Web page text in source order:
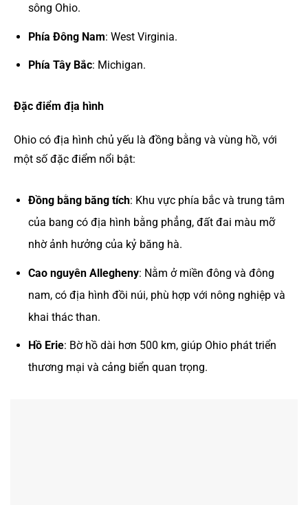
sông Ohio.
Phía Đông Nam: West Virginia.
Phía Tây Bắc: Michigan.
Đặc điểm địa hình
Ohio có địa hình chủ yếu là đồng bằng và vùng hồ, với
một số đặc điểm nổi bật:
Đồng bằng băng tích: Khu vực phía bắc và trung tâm
của bang có địa hình bằng phẳng, đất đai màu mỡ
nhờ ảnh hưởng của kỷ băng hà.
Cao nguyên Allegheny: Nằm ở miền đông và đông
nam, có địa hình đồi núi, phù hợp với nông nghiệp và
khai thác than.
Hồ Erie: Bờ hồ dài hơn 500 km, giúp Ohio phát triển
thương mại và cảng biển quan trọng.